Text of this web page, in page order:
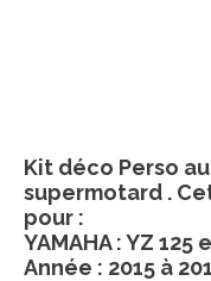
Kit déco Perso
supermotard .
pour :
YAMAHA : YZ 125
Année : 2015 à